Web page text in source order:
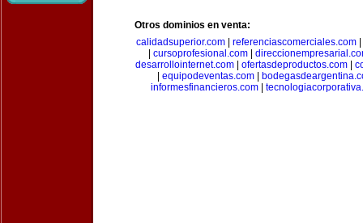
Otros dominios en venta:
calidadsuperior.com| referenciascomerciales.com|
cursoprofesional.com|
desarrollointernet.com| ofertasdeproductos.com|
equipodeventas.com
informesfinancieros.com